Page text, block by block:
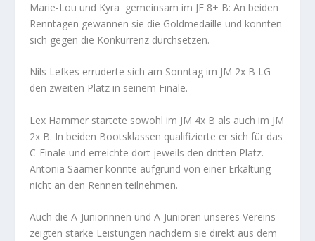
Marie-Lou und Kyra gemeinsam im JF 8+ B: An beiden
Renntagen gewannen sie die Goldmedaille und konnten
sich gegen die Konkurrenz durchsetzen.
Nils Lefkes erruderte sich am Sonntag im JM 2x B LG
den zweiten Platz in seinem Finale.
Lex Hammer startete sowohl im JM 4x B als auch im JM
2x B. In beiden Bootsklassen qualifizierte er sich für das
C-Finale und erreichte dort jeweils den dritten Platz.
Antonia Saamer konnte aufgrund von einer Erkältung
nicht an den Rennen teilnehmen.
Auch die A-Juniorinnen und A-Junioren unseres Vereins
zeigten starke Leistungen nachdem sie direkt aus dem